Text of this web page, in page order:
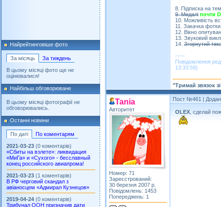
Найрейтинговіше фото
За місяць
За тиждень
В цьому місяці фото ще не
оцінювалися!
Найбільш обговорюване
В цьому місяці фотографії не
обговорювались.
Останні новини
По даті
По коментарям
2021-03-23 (0 коментарів)
«Сбиты на взлете»: ликвидация
«МиГа» и «Сухого» - бесславный
конец российского авиапрома!
2021-03-23 (1 коментарів)
В РФ черговий скандал з
авіаносцем «Адмирал Кузнецов»
2019-04-24 (0 коментарів)
Трибунал ООН призначив дати
8. Підписка на
9. Медалі почти
10. Можливість
11. Закачка
12. Вікно
13. Звуковий
14. Згорнутий
-----
Повідомлення
13:33:59)
"Тримай звязок
Tania
Авторитет
Номер: 71
Зареєстрований:
30 березня 2007 р.
Повідомлень: 1453
Попереджень: 1
Пост №461 |
OLEX , сделай